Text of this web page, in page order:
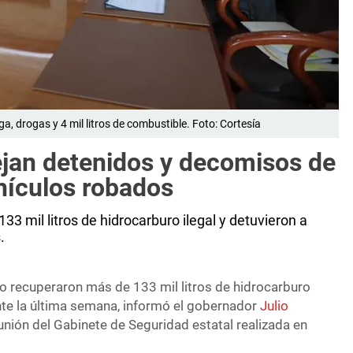
drogas y 4 mil litros de combustible. Foto: Cortesía
detenidos y decomisos de
robados
mil litros de hidrocarburo ilegal y detuvieron a
recuperaron más de 133 mil litros de hidrocarburo
la última semana, informó el gobernadorJulio
del Gabinete de Seguridad estatal realizada en